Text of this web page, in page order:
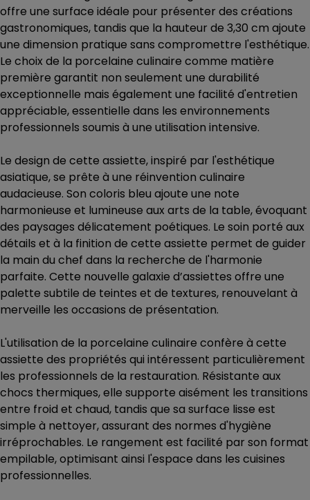
offre une surface idéale pour présenter des créations
gastronomiques, tandis que la hauteur de 3,30 cm ajoute
une dimension pratique sans compromettre l'esthétique.
Le choix de la porcelaine culinaire comme matière
première garantit non seulement une durabilité
exceptionnelle mais également une facilité d'entretien
appréciable, essentielle dans les environnements
professionnels soumis à une utilisation intensive.
Le design de cette assiette, inspiré par l'esthétique
asiatique, se prête à une réinvention culinaire
audacieuse. Son coloris bleu ajoute une note
harmonieuse et lumineuse aux arts de la table, évoquant
des paysages délicatement poétiques. Le soin porté aux
détails et à la finition de cette assiette permet de guider
la main du chef dans la recherche de l'harmonie
parfaite. Cette nouvelle galaxie d’assiettes offre une
palette subtile de teintes et de textures, renouvelant à
merveille les occasions de présentation.
L'utilisation de la porcelaine culinaire confère à cette
assiette des propriétés qui intéressent particulièrement
les professionnels de la restauration. Résistante aux
chocs thermiques, elle supporte aisément les transitions
entre froid et chaud, tandis que sa surface lisse est
simple à nettoyer, assurant des normes d'hygiène
irréprochables. Le rangement est facilité par son format
empilable, optimisant ainsi l'espace dans les cuisines
professionnelles.